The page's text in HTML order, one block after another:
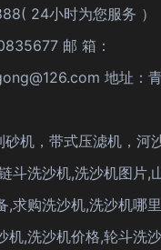
24小时为您服务 ）
邮 箱：
地址：
砂机，带式压滤机，河
斗洗沙机,洗沙机图片,
,求购洗沙机,洗沙机哪
机,洗沙机价格,轮斗洗